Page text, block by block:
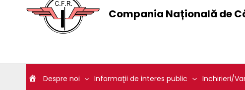
Compania Națională de
Despre noi Informaţii de interes public Inchirieri/